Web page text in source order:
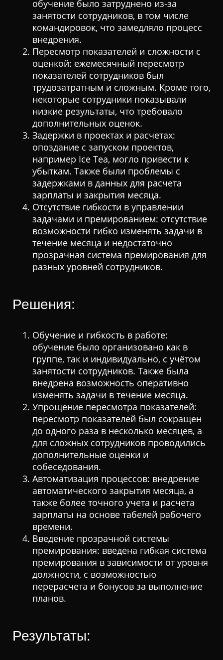
обучение было затруднено из-за
занятости сотрудников, в том числе
командировок, что замедляло процесс
внедрения.
Пересмотр показателей и сложности с
оценкой: ежемесячный пересмотр
показателей сотрудников был
трудозатратным и сложным. Кроме того,
некоторые сотрудники показывали
низкие результаты, что требовало
дополнительных оценок.
Задержки в проектах и расчетах:
опоздание с запуском проектов,
например Ice Tea, могло привести к
убыткам. Также были проблемы с
задержками в данных для расчета
зарплаты и закрытия месяца.
Отсутствие гибкости в управлении
задачами и премированием: отсутствие
возможности гибко изменять задачи в
течение месяца и недостаточно
прозрачная система премирования для
разных уровней сотрудников.
Решения:
Обучение и гибкость в работе:
обучение было организовано как в
группе, так и индивидуально, с учётом
занятости сотрудников. Также была
внедрена возможность оперативно
изменять задачи в течение месяца.
Упрощение пересмотра показателей:
пересмотр показателей был сокращен
до одного раза в несколько месяцев, а
для сложных сотрудников проводились
дополнительные оценки и
собеседования.
Автоматизация процессов: внедрение
автоматического закрытия месяца, а
также более точного учета и расчета
зарплаты на основе табелей рабочего
времени.
Введение прозрачной системы
премирования: введена гибкая система
премирования в зависимости от уровня
должности, с возможностью
перерасчета и бонусов за выполнение
планов.
Результаты: